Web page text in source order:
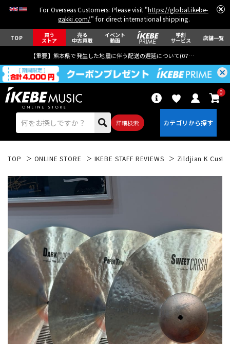
For Overseas Customers: Please visit "https://global.ikebe-
gakki.com/" for direct international shipping.
TOP 買う
ストア
売る
中古買取
イベント
動画
学割
サービス 店舗一覧
【重要】熊本県で発生した地震に伴う配送の遅延について(07月29日
詳細検索
0
エレキギター
ベース ウクレレ
ドラム パーカッション
キーボード 電子ピアノ
TOP ONLINE STORE IKEBE STAFF REVIEWS Zildjian K